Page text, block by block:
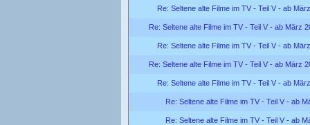
Re: Seltene alte Filme im TV - Teil V - ab
Re: Seltene alte Filme im TV - Teil V - ab März
Re: Seltene alte Filme im TV - Teil V - ab
Re: Seltene alte Filme im TV - Teil V - ab März
Re: Seltene alte Filme im TV - Teil V - ab
Re: Seltene alte Filme im TV - Teil V - ab
Re: Seltene alte Filme im TV - Teil V - ab